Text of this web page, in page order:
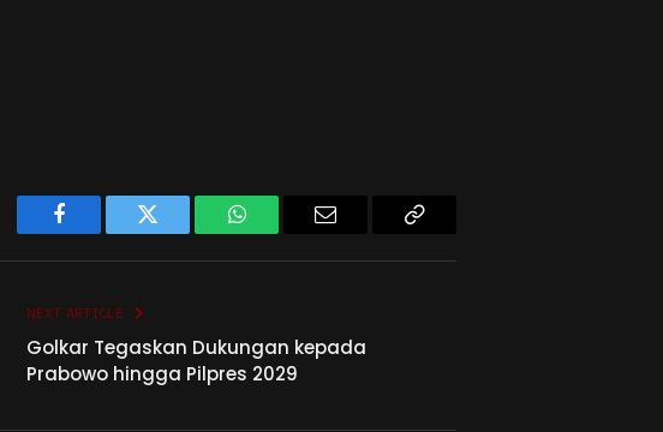
Facebook Twitter WhatsApp
NEXT ARTICLE
Golkar Tegaskan Dukungan kepada
Prabowo hingga Pilpres 2029